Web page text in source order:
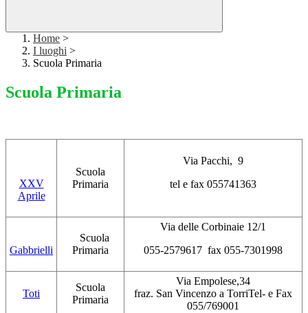
Home >
I luoghi >
Scuola Primaria
Scuola Primaria
XXV
Aprile
Scuola
Primaria
Via Pacchi, 9
tel e fax 055741363
Gabbrielli
Scuola
Primaria
Via delle Corbinaie 12/1
055-2579617 fax 055-7301998
Toti
Scuola
Primaria
Via Empolese,34
fraz. San Vincenzo a TorriTel- e Fax
055/769001